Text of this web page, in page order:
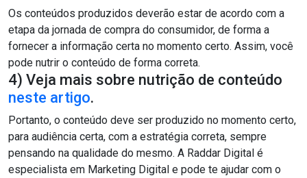
Os conteúdos produzidos deverão estar de acordo com a
etapa da jornada de compra do consumidor, de forma a
fornecer a informação certa no momento certo. Assim, você
pode nutrir o conteúdo de forma correta.
4) Veja mais sobre nutrição de conteúdo
neste artigo.
Portanto, o conteúdo deve ser produzido no momento certo,
para audiência certa, com a estratégia correta, sempre
pensando na qualidade do mesmo. A Raddar Digital é
especialista em Marketing Digital e pode te ajudar com o